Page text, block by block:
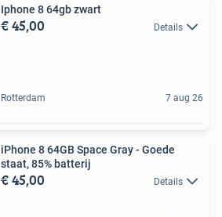
Iphone 8 64gb zwart
€ 45,00 Details
Rotterdam 7 aug 26
iPhone 8 64GB Space Gray - Goede
staat, 85% batterij
€ 45,00 Details